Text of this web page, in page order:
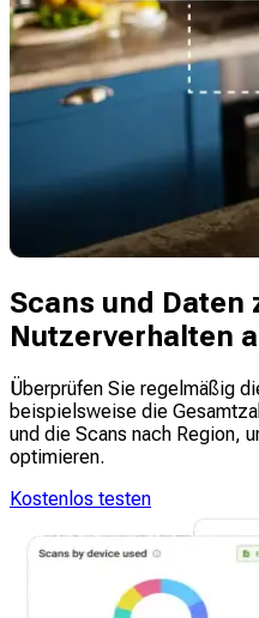
Scans und Daten
Nutzerverhalten
Überprüfen Sie regelmäßig
beispielsweise die
und die Scans nach Region,
optimieren.
Kostenlos testen